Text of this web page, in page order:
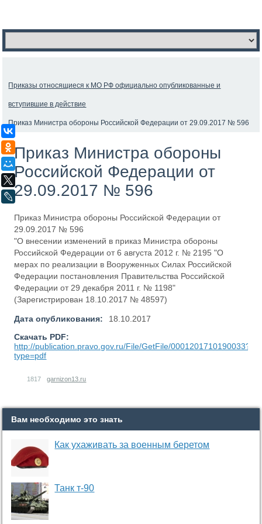
Одноклассники
Мой Мир
LiveJournal
Приказы относящиеся к МО РФ официально опубликованные и
вступившие в действие
Приказ Министра обороны Российской Федерации от 29.09.2017 № 596
Приказ Министра обороны
Российской Федерации от
29.09.2017 № 596
Приказ Министра обороны Российской Федерации от
29.09.2017 № 596
"О внесении изменений в приказ Министра обороны
Российской Федерации от 6 августа 2012 г. № 2195 "О
мерах по реализации в Вооруженных Силах Российской
Федерации постановления Правительства Российской
Федерации от 29 декабря 2011 г. № 1198"
(Зарегистрирован 18.10.2017 № 48597)
Дата опубликования:
18.10.2017
Скачать PDF:
http://publication.pravo.gov.ru/File/GetFile/0001201710190033?
type=pdf
1817 garnizon13.ru
Вам необходимо это знать
Как ухаживать за военным беретом
Танк т-90